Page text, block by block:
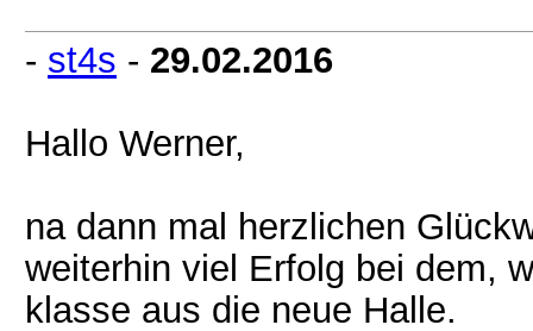
- st4s - 29.02.2016
Hallo Werner,
na dann mal herzlichen
weiterhin viel Erfolg bei dem,
klasse aus die neue Halle.